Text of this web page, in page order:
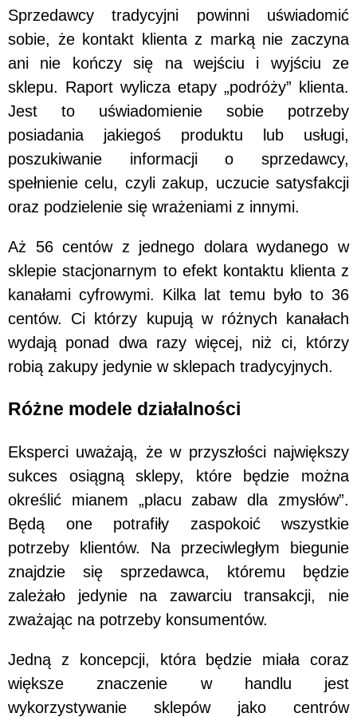
Sprzedawcy tradycyjni powinni uświadomić
sobie, że kontakt klienta z marką nie zaczyna
ani nie kończy się na wejściu i wyjściu ze
sklepu. Raport wylicza etapy „podróży” klienta.
Jest to uświadomienie sobie potrzeby
posiadania jakiegoś produktu lub usługi,
poszukiwanie informacji o sprzedawcy,
spełnienie celu, czyli zakup, uczucie satysfakcji
oraz podzielenie się wrażeniami z innymi.
Aż 56 centów z jednego dolara wydanego w
sklepie stacjonarnym to efekt kontaktu klienta z
kanałami cyfrowymi. Kilka lat temu było to 36
centów. Ci którzy kupują w różnych kanałach
wydają ponad dwa razy więcej, niż ci, którzy
robią zakupy jedynie w sklepach tradycyjnych.
Różne modele działalności
Eksperci uważają, że w przyszłości największy
sukces osiągną sklepy, które będzie można
określić mianem „placu zabaw dla zmysłów”.
Będą one potrafiły zaspokoić wszystkie
potrzeby klientów. Na przeciwległym biegunie
znajdzie się sprzedawca, któremu będzie
zależało jedynie na zawarciu transakcji, nie
zważając na potrzeby konsumentów.
Jedną z koncepcji, która będzie miała coraz
większe znaczenie w handlu jest
wykorzystywanie sklepów jako centrów